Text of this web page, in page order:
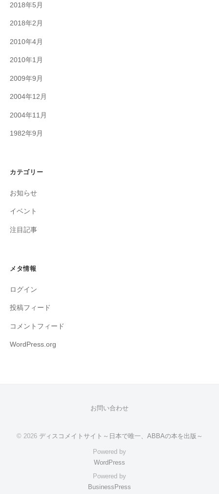
2018年5月
2018年2月
2010年4月
2010年1月
2009年9月
2004年12月
2004年11月
1982年9月
カテゴリー
お知らせ
イベント
注目記事
メタ情報
ログイン
投稿フィード
コメントフィード
WordPress.org
お問い合わせ
© 2026 ディスコメイトサイト～日本で唯一、ABBAの本を出版～
Powered by
WordPress
Powered by
BusinessPress